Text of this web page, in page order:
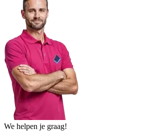
We helpen je graag!